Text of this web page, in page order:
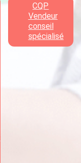
CQP
Vendeur
conseil
spécialisé